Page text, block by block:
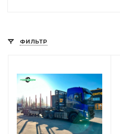
ФИЛЬТР